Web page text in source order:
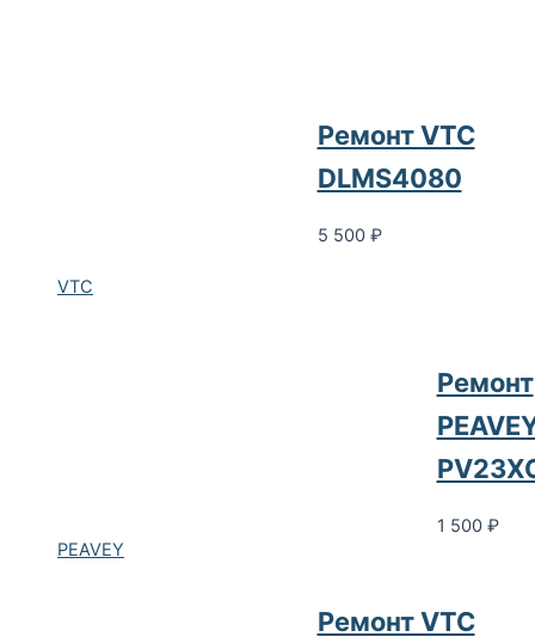
VTC
Ремонт VTC
DLMS4080
5 500 ₽
PEAVEY
Ремонт
1 500 ₽
Ремонт VTC